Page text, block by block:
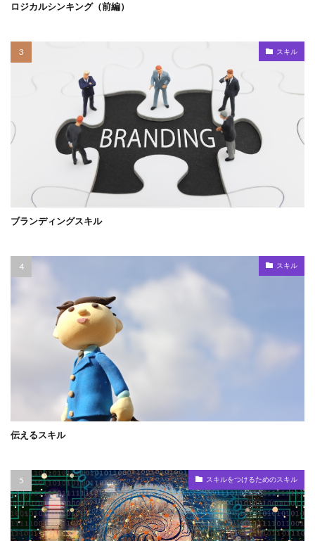
ロジカルシンキング（前編）
スキル
ブランディングスキル
スキル
伝えるスキル
スキルをつけるためのスキル